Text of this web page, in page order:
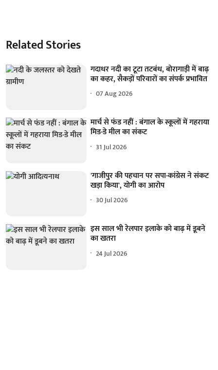
Related Stories
गदाधर नदी का टूटा तटबंध, बोरागाड़ी में बाढ़
का कहर, सैकड़ों परिवारों का संपर्क प्रभावित
07 Aug 2026
मार्च से फंड नहीं : बंगाल के स्कूलों में गहराया
मिड-डे मील का संकट
31 Jul 2026
'गाजीपुर की पहचान पर सपा-कांग्रेस ने संकट
खड़ा किया', योगी का आरोप
30 Jul 2026
इस साल भी रेलपार इलाके को बाढ़ में डूबने
का खतरा
24 Jul 2026